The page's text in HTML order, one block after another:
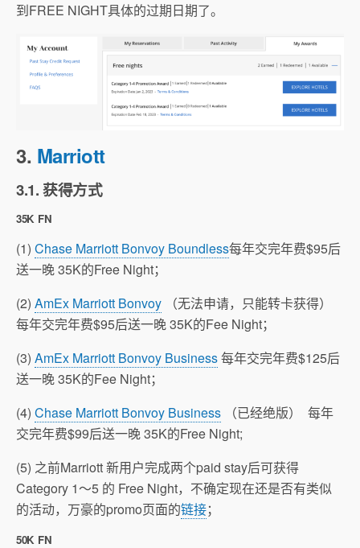
到FREE NIGHT具体的过期日期了。
3. Marriott
3.1. 获得方式
35K FN
(1) Chase Marriott Bonvoy Boundless每年交完年费$95后
送一晚 35K的Free Night；
(2) AmEx Marriott Bonvoy （无法申请，只能转卡获得）
每年交完年费$95后送一晚 35K的Fee Night；
(3) AmEx Marriott Bonvoy Business每年交完年费$125后
送一晚 35K的Fee Night；
(4) Chase Marriott Bonvoy Business （已经绝版） 每年
交完年费$99后送一晚 35K的Free Night;
(5) 之前Marriott 新用户完成两个paid stay后可获得
Category 1～5 的 Free Night，不确定现在还是否有类似
的活动，万豪的promo页面的链接；
50K FN